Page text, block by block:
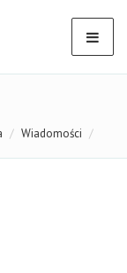
Wiadomości